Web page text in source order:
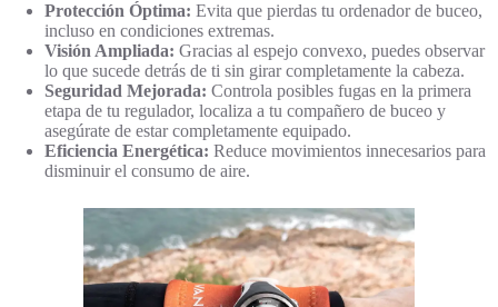
Protección Óptima: Evita que pierdas tu ordenador de buceo,
incluso en condiciones extremas.
Visión Ampliada: Gracias al espejo convexo, puedes observar
lo que sucede detrás de ti sin girar completamente la cabeza.
Seguridad Mejorada: Controla posibles fugas en la primera
etapa de tu regulador, localiza a tu compañero de buceo y
asegúrate de estar completamente equipado.
Eficiencia Energética: Reduce movimientos innecesarios para
disminuir el consumo de aire.